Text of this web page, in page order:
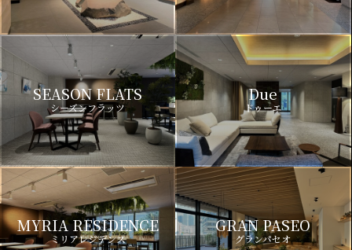
SEASON FLATS
シーズンフラッツ
Due
ドゥーエ
MYRIA RESIDENCE
ミリアレジデンス
GRAN PASEO
グランパセオ